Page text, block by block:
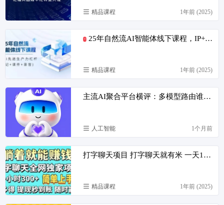
精品课程 1年前 (2025)
T 25年自然流AI智能体线下课程，IP+AI先进生产力杠杆(笔记+课件+录音)
精品课程 1年前 (2025)
主流AI聚合平台横评：多模型路由谁才是真·无缝切换？
人工智能 1个月前
打字聊天项目 打字聊天就有米 一天100-1000左右
精品课程 1年前 (2025)